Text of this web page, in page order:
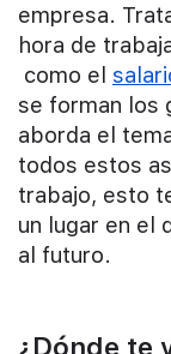
empresa.
hora de
como el
se forman los
aborda el
todos estos
trabajo, esto
un lugar en el
al futuro.
¿Dónde te